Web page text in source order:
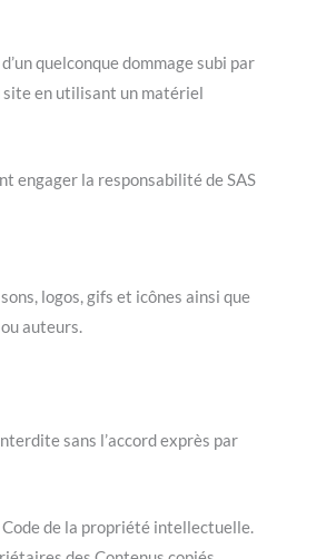
quelconque dommage subi par
site en utilisant un matériel
engager la responsabilité de SAS
logos, gifs et icônes ainsi que
auteurs.
sans l’accord exprès par
de la propriété intellectuelle.